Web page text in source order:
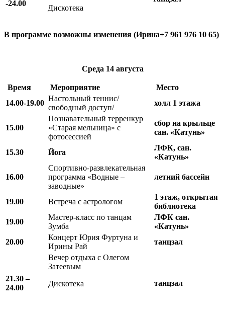
-24.00
Дискотека
В программе возможны изменения (Ирина+7 961 976 10 65)
Среда 14 августа
Время Мероприятие
Место
14.00-19.00
Настольный теннис/
свободный доступ/
холл 1 этажа
15.00
Познавательный терренкур
«Старая мельница» с
фотосессией
сбор на крыльце
сан. «Катунь»
15.30 Йога
ЛФК, сан.
«Катунь»
16.00
Спортивно-развлекательная
программа «Водные –
заводные»
летний бассейн
19.00 Встреча с астрологом
1 этаж, открытая
библиотека
19.00
Мастер-класс по танцам
Зумба
ЛФК сан.
«Катунь»
20.00
Концерт Юрия Фуртуна и
Ирины Рай
танцзал
21.30 –
24.00
Вечер отдыха с Олегом
Затеевым
Дискотека
танцзал